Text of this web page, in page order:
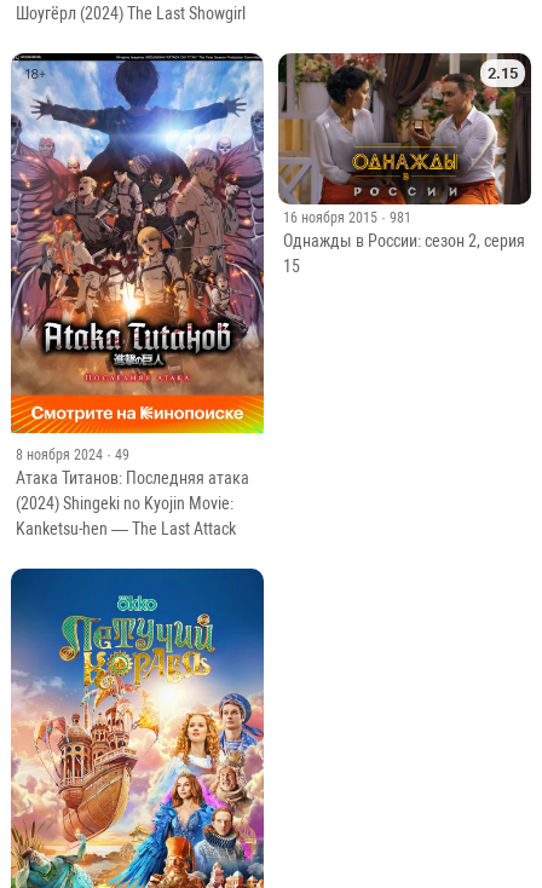
Шоугёрл (2024) The Last Showgirl
8 ноября 2024 · 49
Атака Титанов: Последняя атака
(2024) Shingeki no Kyojin Movie:
Kanketsu-hen — The Last Attack
2.15
16 ноября 2015 · 981
Однажды в России: сезон 2, серия
15